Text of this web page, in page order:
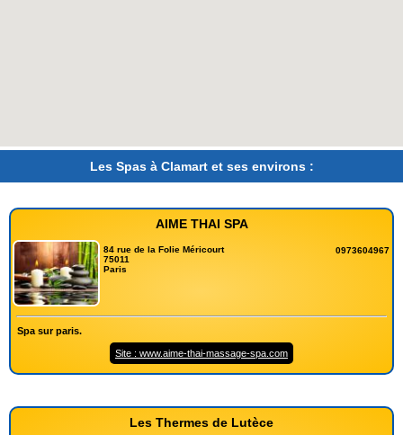
Les Spas à Clamart et ses environs :
AIME THAI SPA
84 rue de la Folie Méricourt
75011
Paris
0973604967
Spa sur paris.
Site : www.aime-thai-massage-spa.com
Les Thermes de Lutèce